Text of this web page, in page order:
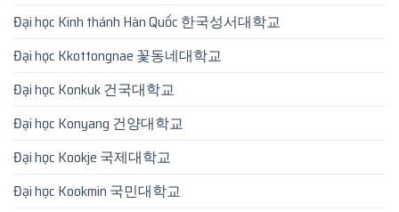
Đại học Kinh thánh Hàn Quốc 한국성서대학교
Đại học Kkottongnae 꽃동네대학교
Đại học Konkuk 건국대학교
Đại học Konyang 건양대학교
Đại học Kookje 국제대학교
Đại học Kookmin 국민대학교